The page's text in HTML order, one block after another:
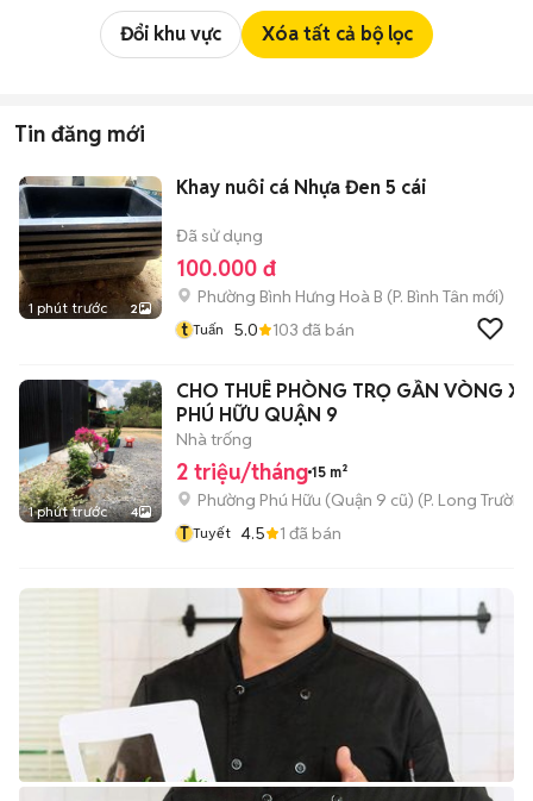
Đổi khu vực Xóa tất cả bộ lọc
Tin đăng mới
1 phút trước 2
Khay nuôi cá Nhựa Đen 5 cái
Đã sử dụng
100.000 đ
Phường Bình Hưng Hoà B (P. Bình Tân mới)
t Tuấn 5.0 103 đã bán
1 phút trước 4
CHO THUÊ PHÒNG TRỌ GẦN VÒNG
PHÚ HỮU QUẬN 9
Nhà trống
2 triệu/tháng 15 m²
Phường Phú Hữu (Quận 9 cũ) (P. Long Trường
T Tuyết 4.5 1 đã bán